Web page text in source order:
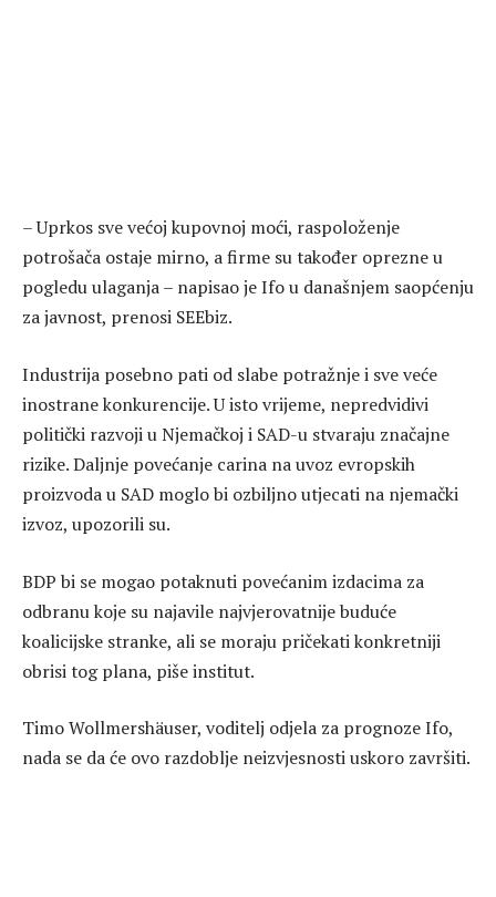
– Uprkos sve većoj kupovnoj moći, raspoloženje
potrošača ostaje mirno, a firme su također oprezne u
pogledu ulaganja – napisao je Ifo u današnjem saopćenju
za javnost, prenosi SEEbiz.
Industrija posebno pati od slabe potražnje i sve veće
inostrane konkurencije. U isto vrijeme, nepredvidivi
politički razvoji u Njemačkoj i SAD-u stvaraju značajne
rizike. Daljnje povećanje carina na uvoz evropskih
proizvoda u SAD moglo bi ozbiljno utjecati na njemački
izvoz, upozorili su.
BDP bi se mogao potaknuti povećanim izdacima za
odbranu koje su najavile najvjerovatnije buduće
koalicijske stranke, ali se moraju pričekati konkretniji
obrisi tog plana, piše institut.
Timo Wollmershäuser, voditelj odjela za prognoze Ifo,
nada se da će ovo razdoblje neizvjesnosti uskoro završiti.